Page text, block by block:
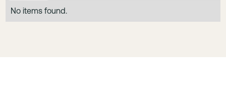
No items found.